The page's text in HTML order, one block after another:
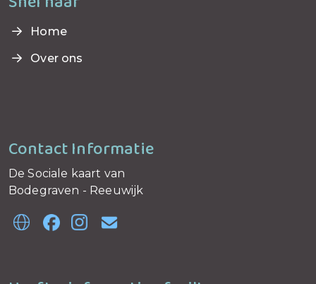
Home
Over ons
Contact Informatie
De Sociale kaart van
Bodegraven - Reeuwijk